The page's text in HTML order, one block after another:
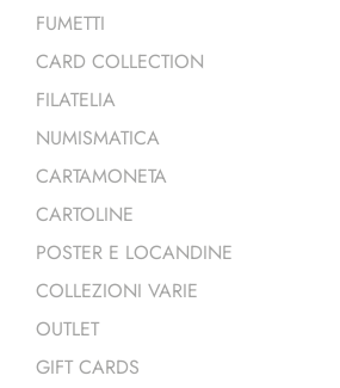
FUMETTI
CARD COLLECTION
FILATELIA
NUMISMATICA
CARTAMONETA
CARTOLINE
POSTER E LOCANDINE
COLLEZIONI VARIE
OUTLET
GIFT CARDS